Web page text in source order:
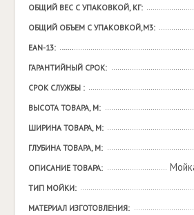
ОБЩИЙ ВЕС С УПАКОВКОЙ, КГ:
ОБЩИЙ ОБЪЕМ С УПАКОВКОЙ,М3:
EAN-13:
ГАРАНТИЙНЫЙ СРОК:
СРОК СЛУЖБЫ :
ВЫСОТА ТОВАРА, М:
ШИРИНА ТОВАРА, М:
ГЛУБИНА ТОВАРА, М:
ОПИСАНИЕ ТОВАРА:
ТИП МОЙКИ:
МАТЕРИАЛ ИЗГОТОВЛЕНИЯ: